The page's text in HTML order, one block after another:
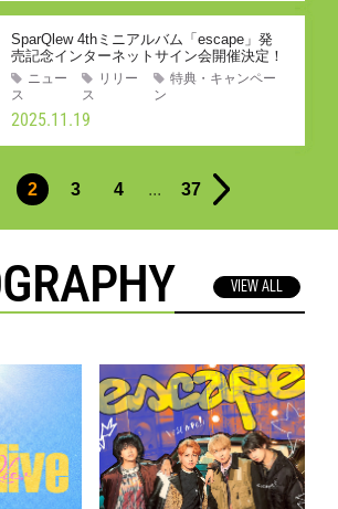
2025.11.19
SparQlew 4thミニアルバム「escape」発
売記念インターネットサイン会開催決定！
ニュー
ス
リリー
ス
特典・キャンペー
ン
2 3 4 ... 37
VIEW ALL